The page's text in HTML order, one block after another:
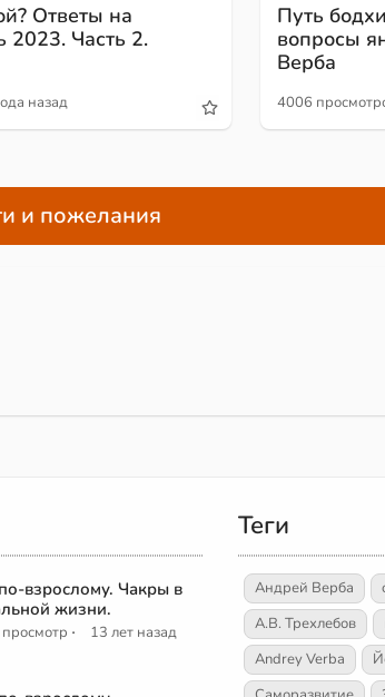
Ответы на
2023. Часть 2.
назад
Путь
вопросы
Верба
4006
и пожелания
взрослому. Чакры в
жизни.
· 13 лет назад
Теги
Андрей Верба
А.В. Трехлебов
Andrey Verba